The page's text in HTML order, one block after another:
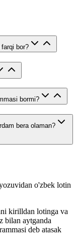
bor?
bormi?
bera olaman?
o'zbek lotin
kirilldan lotinga va
bilan aytganda
deb atasak